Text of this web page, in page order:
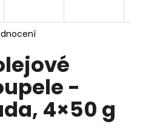
-
4×50 g